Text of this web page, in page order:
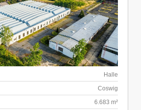
Halle
Coswig
6.683 m²